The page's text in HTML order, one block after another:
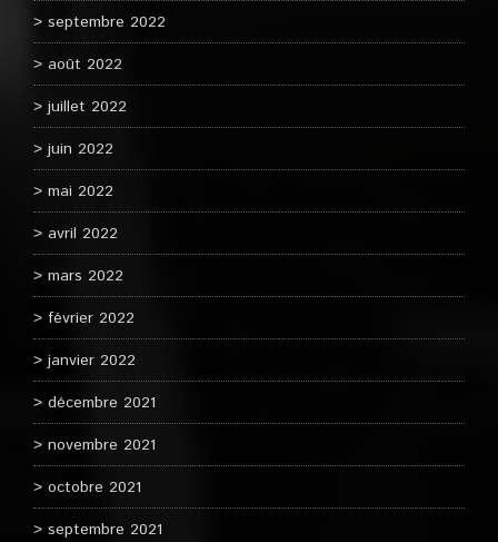
septembre 2022
août 2022
juillet 2022
juin 2022
mai 2022
avril 2022
mars 2022
février 2022
janvier 2022
décembre 2021
novembre 2021
octobre 2021
septembre 2021